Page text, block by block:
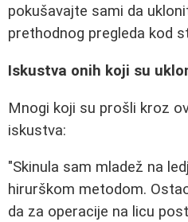
pokušavajte sami da
prethodnog pregleda kod
Iskustva onih koji su
Mnogi koji su prošli kroz
iskustva:
"Skinula sam mladež na
hirurškom metodom.
da za operacije na licu